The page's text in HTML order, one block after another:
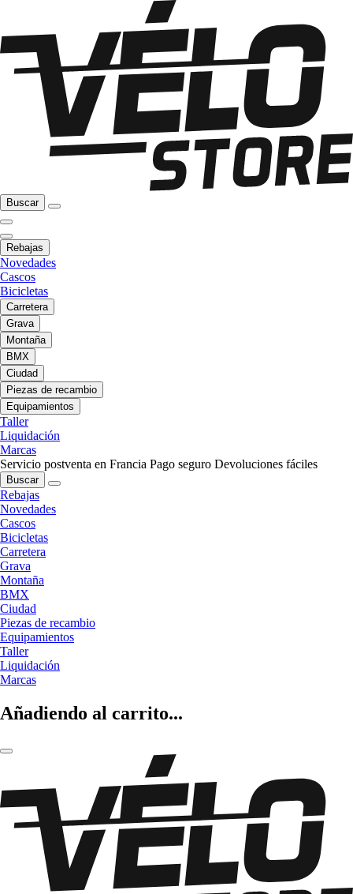
Buscar
Rebajas
Novedades
Cascos
Bicicletas
Carretera
Grava
Montaña
BMX
Ciudad
Piezas de recambio
Equipamientos
Taller
Liquidación
Marcas
Servicio postventa en Francia Pago seguro Devoluciones fáciles
Buscar
Rebajas
Novedades
Cascos
Bicicletas
Carretera
Grava
Montaña
BMX
Ciudad
Piezas de recambio
Equipamientos
Taller
Liquidación
Marcas
Añadiendo al carrito...